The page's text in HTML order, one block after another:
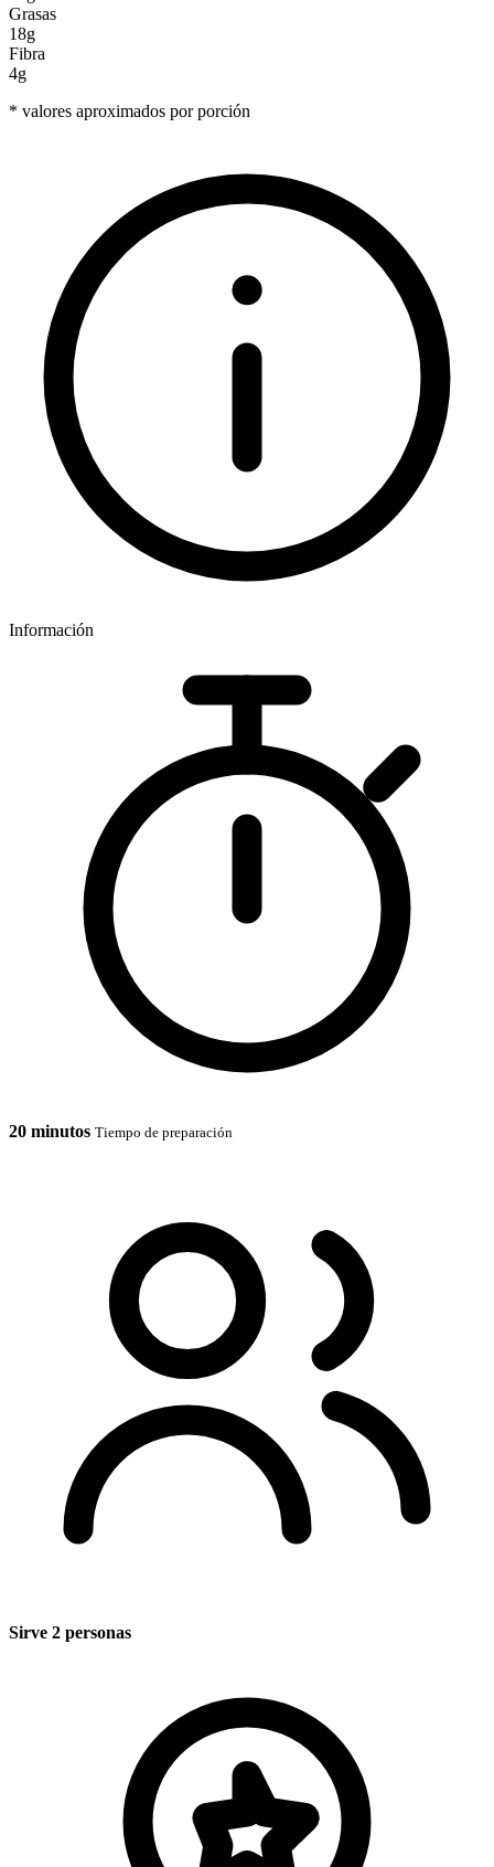
Grasas
18g
Fibra
4g
* valores aproximados por porción
Información
20 minutos Tiempo de preparación
Sirve 2 personas